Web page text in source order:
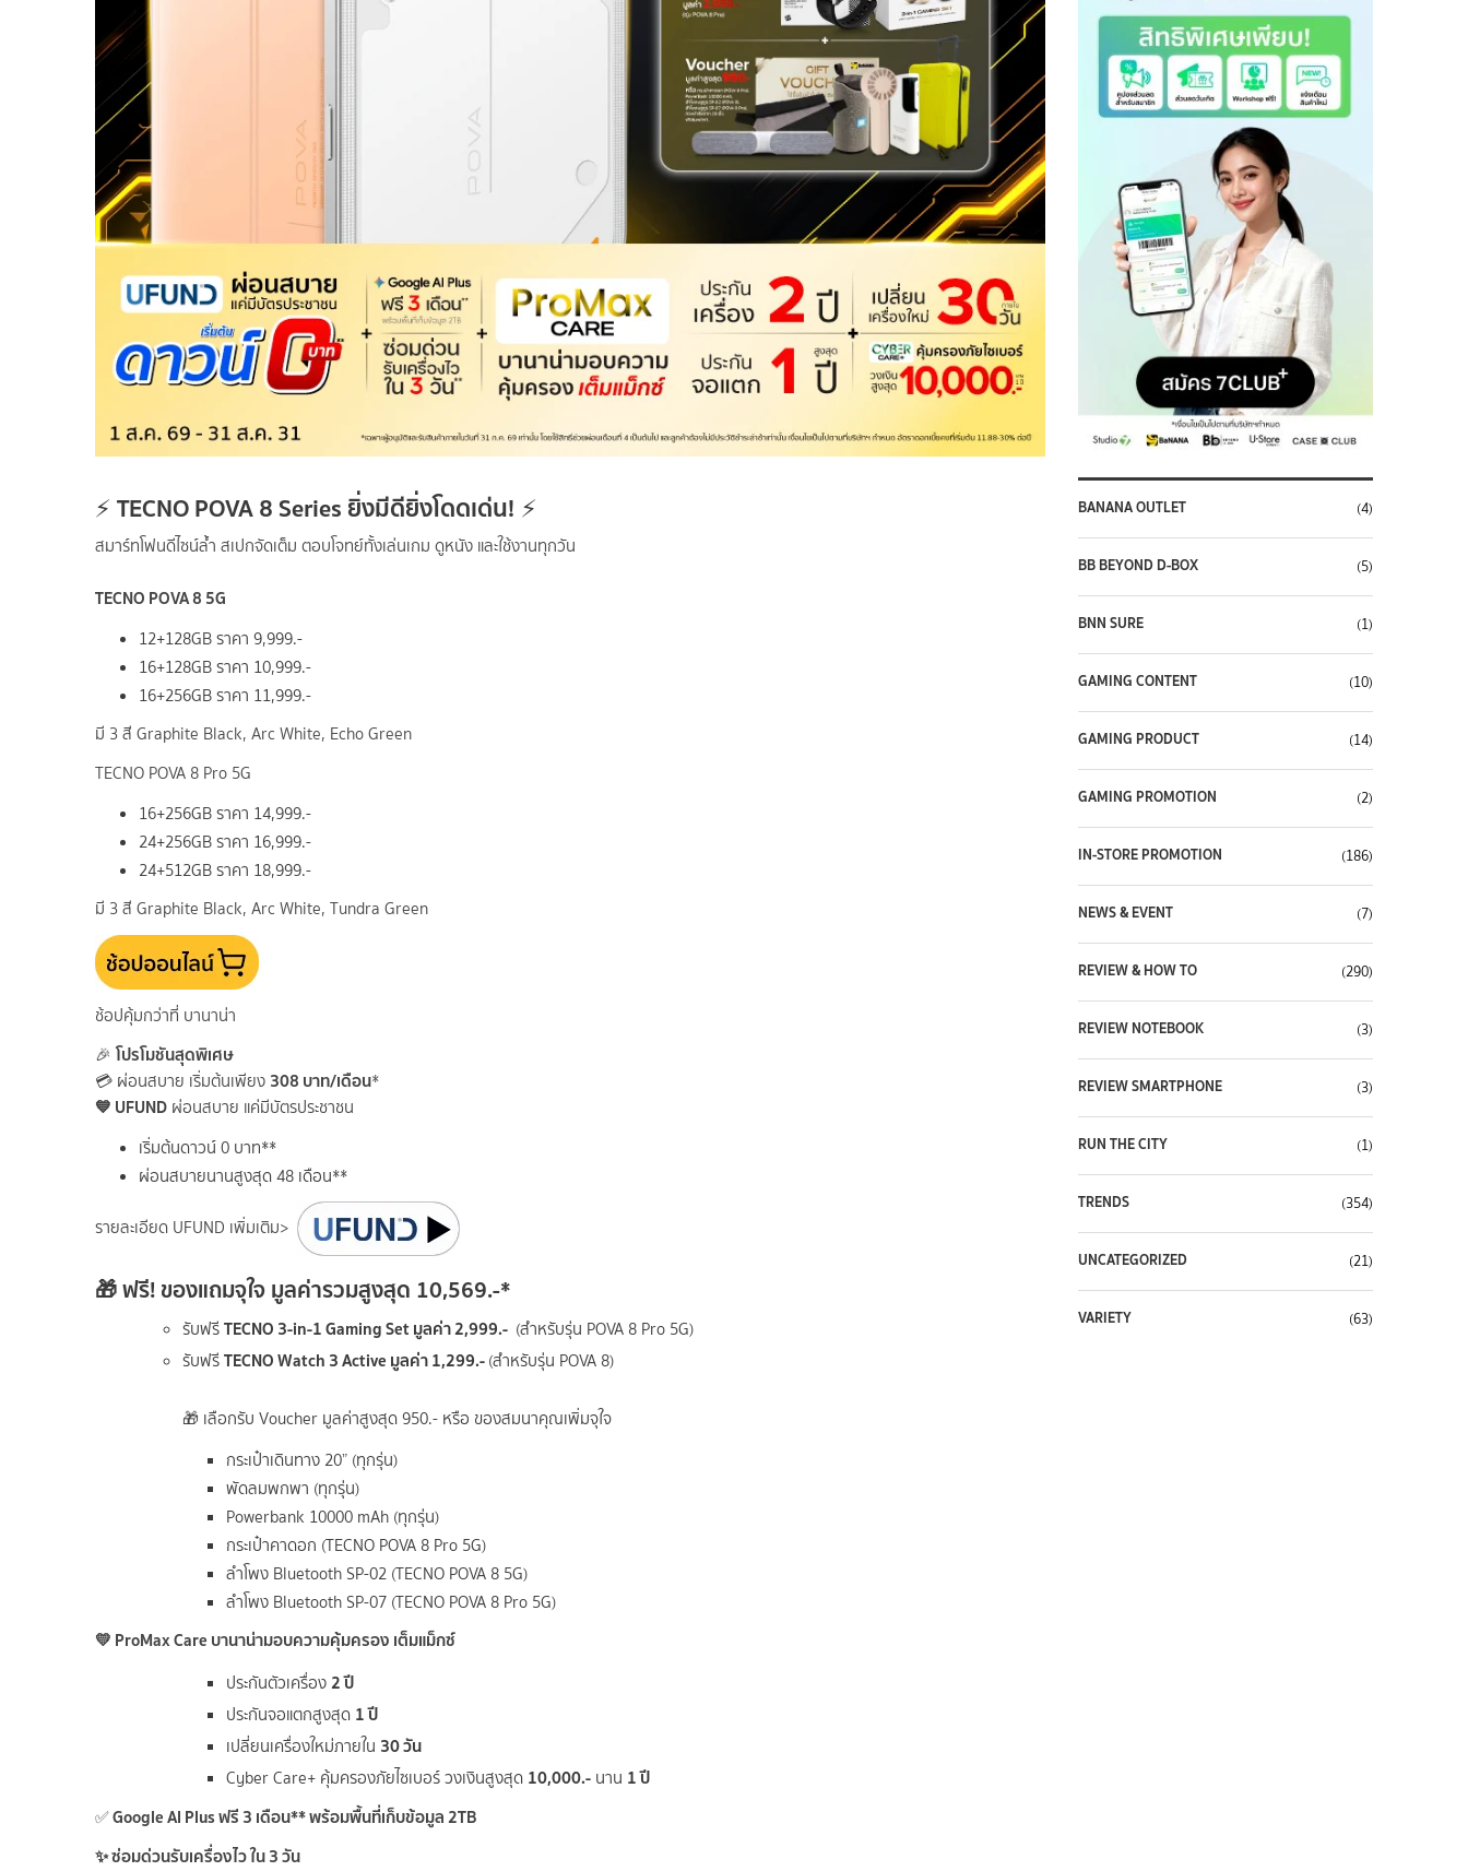
⚡ TECNO POVA 8 Series ยิ่งมีดียิ่งโดดเด่น! ⚡
สมาร์ทโฟนดีไซน์ล้ำ สเปกจัดเต็ม ตอบโจทย์ทั้งเล่นเกม ดูหนัง และใช้งานทุกวัน
TECNO POVA 8 5G
12+128GB ราคา 9,999.-
16+128GB ราคา 10,999.-
16+256GB ราคา 11,999.-
มี 3 สี Graphite Black, Arc White, Echo Green
TECNO POVA 8 Pro 5G
16+256GB ราคา 14,999.-
24+256GB ราคา 16,999.-
24+512GB ราคา 18,999.-
มี 3 สี Graphite Black, Arc White, Tundra Green
ช้อปคุ้มกว่าที่ บานาน่า
🎉โปรโมชันสุดพิเศษ
💳 ผ่อนสบาย เริ่มต้นเพียง 308 บาท/เดือน*
💙 UFUND ผ่อนสบาย แค่มีบัตรประชาชน
เริ่มต้นดาวน์ 0 บาท**
ผ่อนสบายนานสูงสุด 48 เดือน**
รายละเอียด UFUND เพิ่มเติม>
🎁 ฟรี! ของแถมจุใจ มูลค่ารวมสูงสุด 10,569.-*
รับฟรีTECNO 3-in-1 Gaming Set มูลค่า 2,999.- (สำหรับรุ่น POVA 8 Pro 5G)
รับฟรีTECNO Watch 3 Active มูลค่า 1,299.-(สำหรับรุ่น POVA 8)
🎁 เลือกรับ Voucher มูลค่าสูงสุด 950.- หรือ ของสมนาคุณเพิ่มจุใจ
กระเป๋าเดินทาง 20” (ทุกรุ่น)
พัดลมพกพา (ทุกรุ่น)
Powerbank 10000 mAh (ทุกรุ่น)
กระเป๋าคาดอก (TECNO POVA 8 Pro 5G)
ลำโพง Bluetooth SP-02 (TECNO POVA 8 5G)
ลำโพง Bluetooth SP-07 (TECNO POVA 8 Pro 5G)
💛 ProMax Care บานาน่ามอบความคุ้มครอง เต็มแม็กซ์
ประกันตัวเครื่อง2 ปี
ประกันจอแตกสูงสุด 1 ปี
เปลี่ยนเครื่องใหม่ภายใน 30 วัน
Cyber Care+ คุ้มครองภัยไซเบอร์ วงเงินสูงสุด 10,000.- นาน 1 ปี
✅Google AI Plus ฟรี 3 เดือน** พร้อมพื้นที่เก็บข้อมูล 2TB
✨ ซ่อมด่วนรับเครื่องไว ใน 3 วัน
BANANA OUTLET (4)
BB BEYOND D-BOX (5)
BNN SURE (1)
GAMING CONTENT (10)
GAMING PRODUCT (14)
GAMING PROMOTION (2)
IN-STORE PROMOTION (186)
NEWS & EVENT (7)
REVIEW & HOW TO (290)
REVIEW NOTEBOOK (3)
REVIEW SMARTPHONE (3)
RUN THE CITY (1)
TRENDS (354)
UNCATEGORIZED (21)
VARIETY (63)